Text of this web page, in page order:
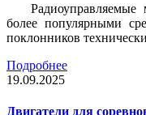
Радиоуправляемые
более популярными
поклонников
Подробнее
19.09.2025
Двигатели для